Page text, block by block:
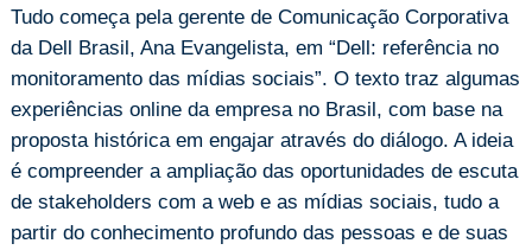
Tudo começa pela gerente de Comunicação Corporativa
da Dell Brasil, Ana Evangelista, em “Dell: referência no
monitoramento das mídias sociais”. O texto traz algumas
experiências online da empresa no Brasil, com base na
proposta histórica em engajar através do diálogo. A ideia
é compreender a ampliação das oportunidades de escuta
de stakeholders com a web e as mídias sociais, tudo a
partir do conhecimento profundo das pessoas e de suas